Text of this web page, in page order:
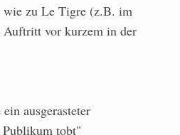
wie zu Le Tigre (z.B. im
Auftritt vor kurzem in der
ausgerasteter
Publikum tobt"